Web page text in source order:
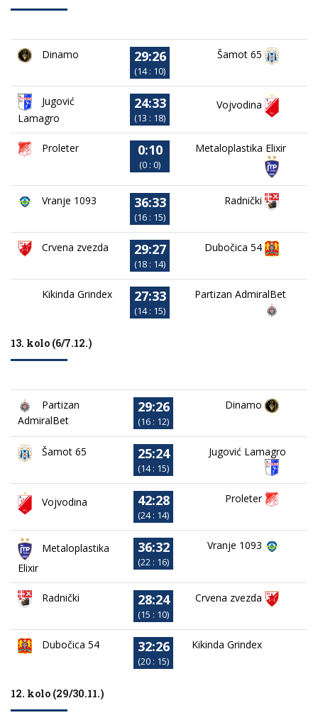
Dinamo 29:26
(14 : 10)
Šamot 65
Jugović
Lamagro
24:33
(13 : 18)
Vojvodina
Proleter 0:10
(0 : 0)
Metaloplastika Elixir
Vranje 1093 36:33
(16 : 15)
Radnički
Crvena zvezda 29:27
(18 : 14)
Dubočica 54
Kikinda Grindex 27:33
(14 : 15)
Partizan AdmiralBet
13. kolo (6/7.12.)
Partizan
AdmiralBet
29:26
(16 : 12)
Dinamo
Šamot 65 25:24
(14 : 15)
Jugović Lamagro
Vojvodina 42:28
(24 : 14)
Proleter
Metaloplastika
Elixir
36:32
(22 : 16)
Vranje 1093
Radnički 28:24
(15 : 10)
Crvena zvezda
Dubočica 54 32:26
(20 : 15)
Kikinda Grindex
12. kolo (29/30.11.)